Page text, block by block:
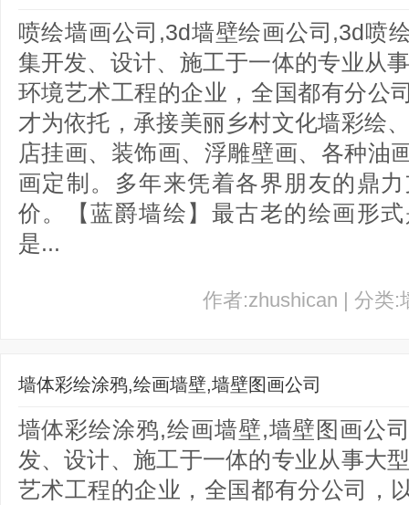
喷绘墙画公司,3d墙壁绘画公司,3d喷
集开发、设计、施工于一体的专业从
环境艺术工程的企业，全国都有分公
才为依托，承接美丽乡村文化墙彩绘
店挂画、装饰画、浮雕壁画、各种油
画定制。多年来凭着各界朋友的鼎
价。【蓝爵墙绘】最古老的绘画形
是...
作者:zhushican | 分类:
墙体彩绘涂鸦,绘画墙壁,墙壁图画公司
墙体彩绘涂鸦,绘画墙壁,墙壁图画公
发、设计、施工于一体的专业从事大
艺术工程的企业，全国都有分公司，